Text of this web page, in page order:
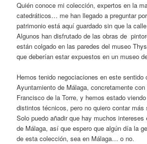
Quién conoce mi colección, expertos en la
catedráticos… me han llegado a preguntar
patrimonio está aquí guardado sin que la
Algunos han disfrutado de las obras de
están colgado en las paredes del museo
que deberían estar expuestos en un museo
Hemos tenido negociaciones en este sentido
Ayuntamiento de Málaga, concretamente
Francisco de la Torre, y hemos estado
distintos técnicos, pero no quiero contar más
Solo puedo añadir que hay muchos intereses
de Málaga, así que espero que algún día la
de esta colección, sea en Málaga… o no.